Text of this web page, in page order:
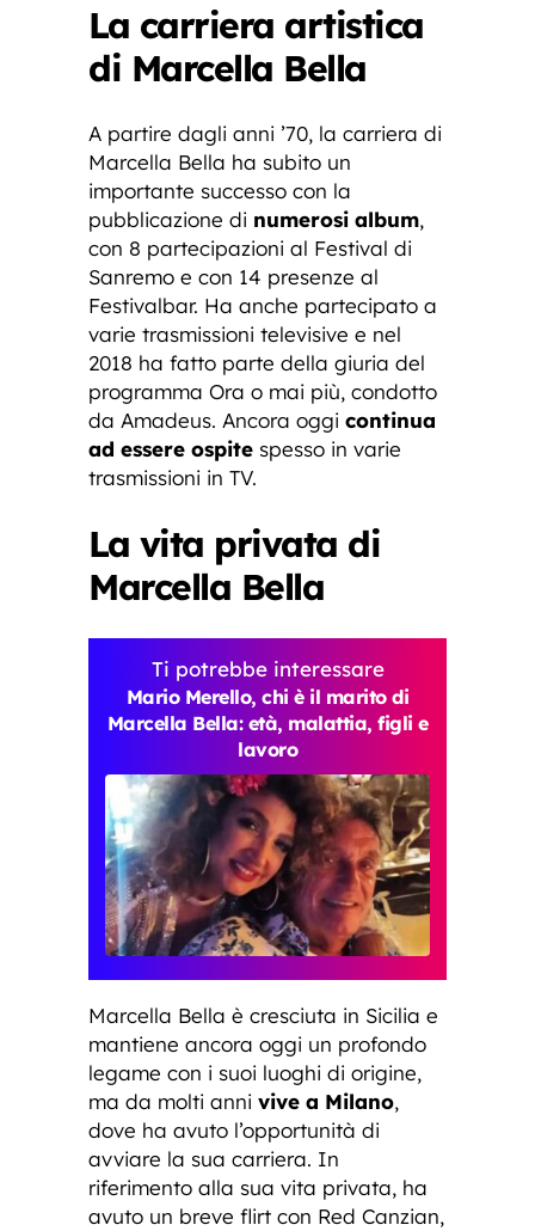
La carriera artistica
di Marcella Bella
A partire dagli anni ’70, la carriera di
Marcella Bella ha subito un
importante successo con la
pubblicazione di numerosi album,
con 8 partecipazioni al Festival di
Sanremo e con 14 presenze al
Festivalbar. Ha anche partecipato a
varie trasmissioni televisive e nel
2018 ha fatto parte della giuria del
programma Ora o mai più, condotto
da Amadeus. Ancora oggi continua
ad essere ospite spesso in varie
trasmissioni in TV.
La vita privata di
Marcella Bella
Ti potrebbe interessare
Mario Merello, chi è il marito di
Marcella Bella: età, malattia, figli e
lavoro
Marcella Bella è cresciuta in Sicilia e
mantiene ancora oggi un profondo
legame con i suoi luoghi di origine,
ma da molti anni vive a Milano,
dove ha avuto l’opportunità di
avviare la sua carriera. In
riferimento alla sua vita privata, ha
avuto un breve flirt con Red Canzian,